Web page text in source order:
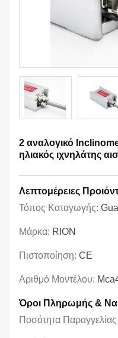
2 αναλογικό
ηλιακός ιχνηλάτης
Λεπτομέρειες
Τόπος Καταγωγής:
Μάρκα: RION
Πιστοποίηση: CE
Αριθμό Μοντέλου:
Όροι Πληρωμής &
Ποσότητα